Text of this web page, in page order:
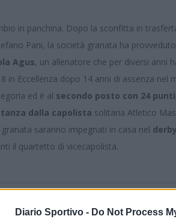
Diario Sportivo - Do Not Process
in panchina. Dopo la sconfitta in
Pani, la società granata ha
Agus, un allenatore che per diversi anni
in Eccellenza dopo 14 anni di assenza nel
ed è al secondo posto con 24 punti
dalla capolista solitaria Atletico
saranno impegnati in casa nel derby
il quartetto di vicecapolista.